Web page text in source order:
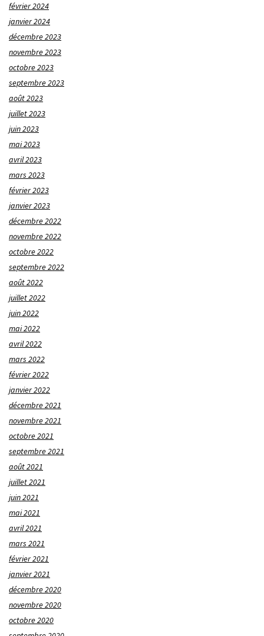
février 2024
janvier 2024
décembre 2023
novembre 2023
octobre 2023
septembre 2023
août 2023
juillet 2023
juin 2023
mai 2023
avril 2023
mars 2023
février 2023
janvier 2023
décembre 2022
novembre 2022
octobre 2022
septembre 2022
août 2022
juillet 2022
juin 2022
mai 2022
avril 2022
mars 2022
février 2022
janvier 2022
décembre 2021
novembre 2021
octobre 2021
septembre 2021
août 2021
juillet 2021
juin 2021
mai 2021
avril 2021
mars 2021
février 2021
janvier 2021
décembre 2020
novembre 2020
octobre 2020